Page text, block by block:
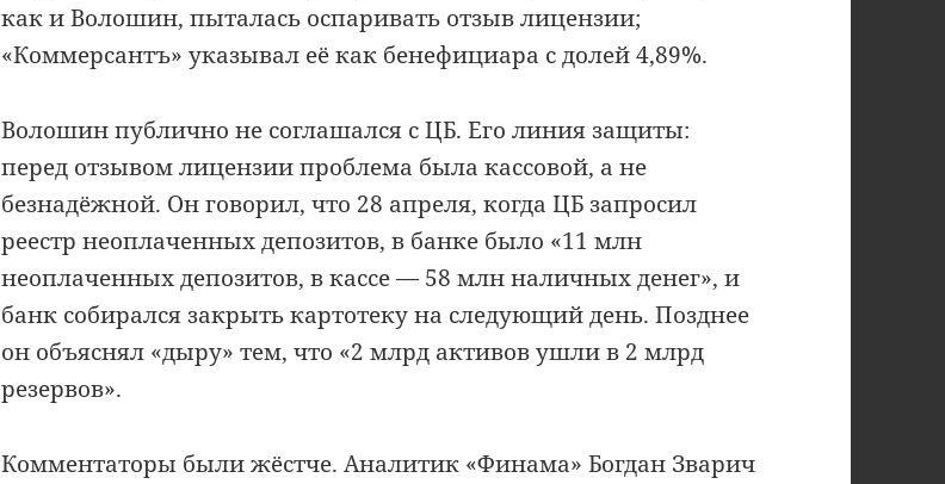
как и Волошин, пыталась оспаривать отзыв лицензии;
«Коммерсантъ» указывал её как бенефициара с долей 4,89%.
Волошин публично не соглашался с ЦБ. Его линия защиты:
перед отзывом лицензии проблема была кассовой, а не
безнадёжной. Он говорил, что 28 апреля, когда ЦБ запросил
реестр неоплаченных депозитов, в банке было «11 млн
неоплаченных депозитов, в кассе — 58 млн наличных денег», и
банк собирался закрыть картотеку на следующий день. Позднее
он объяснял «дыру» тем, что «2 млрд активов ушли в 2 млрд
резервов».
Комментаторы были жёстче. Аналитик «Финама» Богдан Зварич